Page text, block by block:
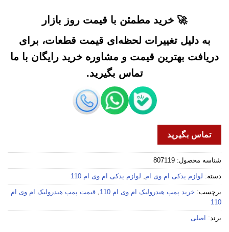
🚀 خرید مطمئن با قیمت روز بازار
به دلیل تغییرات لحظه‌ای قیمت قطعات، برای
دریافت بهترین قیمت و مشاوره خرید رایگان با ما
تماس بگیرید.
تماس بگیرید
شناسه محصول: 807119
دسته: لوازم یدکی ام وی ام, لوازم یدکی ام وی ام 110
برچسب: خرید پمپ هیدرولیک ام وی ام 110 , قیمت پمپ هیدرولیک ام وی ام
110
برند: اصلی